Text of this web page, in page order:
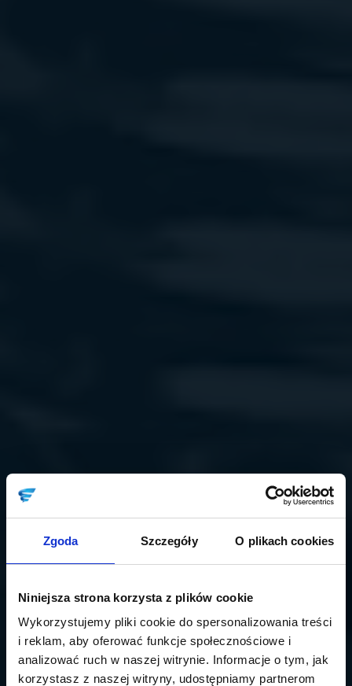
Zgoda Szczegóły O plikach cookies
Niniejsza strona korzysta z plików cookie
Wykorzystujemy pliki cookie do spersonalizowania treści
i reklam, aby oferować funkcje społecznościowe i
analizować ruch w naszej witrynie. Informacje o tym, jak
korzystasz z naszej witryny, udostępniamy partnerom